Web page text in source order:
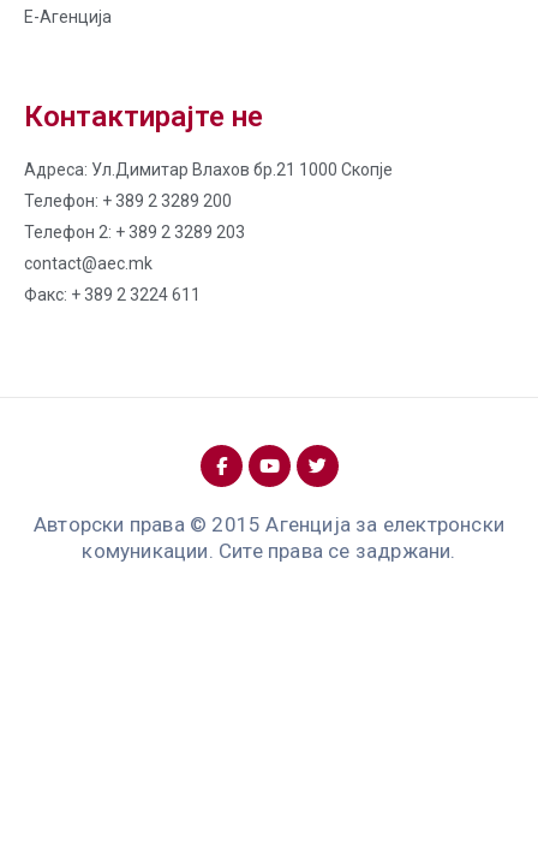
Е-Агенција
Контактирајте не
Адреса: Ул.Димитар Влахов бр.21 1000 Скопје
Телефон: + 389 2 3289 200
Телефон 2: + 389 2 3289 203
contact@aec.mk
Факс: + 389 2 3224 611
Авторски права © 2015 Агенција за електронски
комуникации. Сите права се задржани.